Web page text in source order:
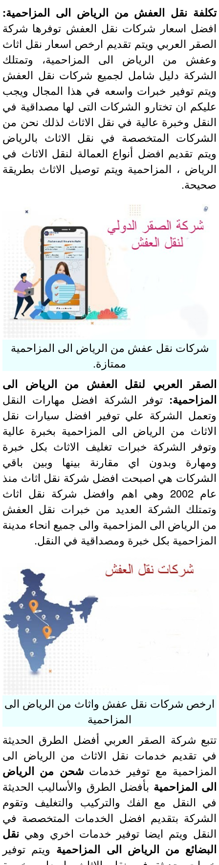
نقل العفش من الرياض الى المزاحمية:
اسعار شركات نقل العفش توفرها شركة
العربي ويتم تقديم ارخص اسعار نقل اثاث
من الرياض الى المزاحمية، وتمتلك
دليل شامل لجميع شركات نقل العفش
توفير خبرات واسعه في هذا المجال ويجب
ان تختارو الشركات التى لها مصداقية في
وخبرة عالية في نقل الاثاث لذلك نحن من
المتخصصة في نقل الاثاث بالرياض
تقديم افضل أنواع العمالة لنقل الاثاث في
، المزاحمية ويتم توصيل الاثاث بطريقة
شركات نقل عفش من الرياض الى المزاحمية
ممتازة.
العربي لنقل العفش من الرياض الى
توفر الشركة افضل مهارات النقل
الشركة علي توفير افضل سيارات نقل
من الرياض الى المزاحمية بخبرة عالية
الشركة خبرات تغليف الاثاث بكل خبرة
وبدون اي مقارنة بينها وبين باقي
هي اصبحت افضل شركة نقل اثاث منذ
عام 2002 وهي اهم وافضل شركة نقل اثاث
الشركة العديد من خبرات نقل العفش
الرياض الى المزاحمية والى جميع انحاء مدينة
بكل خبرة ومصداقية في النقل.
شركات نقل عفش واثاث من الرياض الى
المزاحمية
شركة الصقر العربي أفضل الطرق الحديثة
تقديم خدمات نقل الاثاث من الرياض الى
مع توفير خدماتشحن من الرياض
المزاحميةبأفضل الطرق والأساليب الحديثة
النقل مع الفك والتركيب والتغليف وتقوم
بتقديم افضل الخدمات المتخصصة في
ويتم ايضا توفير خدمات اخري وهي نقل
من الرياض الى المزاحميةويتم توفير